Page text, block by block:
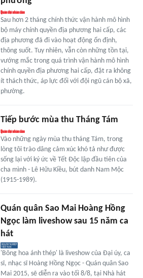
Sau hơn 2 tháng chính thức vận hành mô hình
bộ máy chính quyền địa phương hai cấp, các
địa phương đã đi vào hoạt động ổn định,
thông suốt. Tuy nhiên, vẫn còn những tồn tại,
vướng mắc trong quá trình vận hành mô hình
chính quyền địa phương hai cấp, đặt ra không
ít thách thức, áp lực đối với đội ngũ cán bộ xã,
phường.
Tiếp bước mùa thu Tháng Tám
Vào những ngày mùa thu tháng Tám, trong
lòng tôi trào dâng cảm xúc khó tả như được
sống lại với ký ức về Tết Độc lập đầu tiên của
cha mình - Lê Hữu Kiều, bút danh Nam Mộc
(1915-1989).
Quán quân Sao Mai Hoàng Hồng
Ngọc làm liveshow sau 15 năm ca
hát
'Bông hoa ánh thép' là liveshow của Đại úy, ca
sĩ, nhạc sĩ Hoàng Hồng Ngọc - Quán quân Sao
Mai 2015, sẽ diễn ra vào tối 8/8, tại Nhà hát